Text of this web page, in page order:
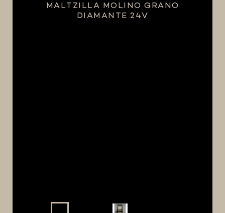
**PIZZA STORE**
MALTZILLA MOLINO GRANO
DIAMANTE 24V